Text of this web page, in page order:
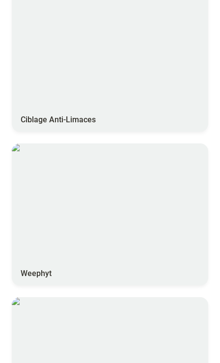
Ciblage Anti-Limaces
Weephyt
Weephyt
SynApps